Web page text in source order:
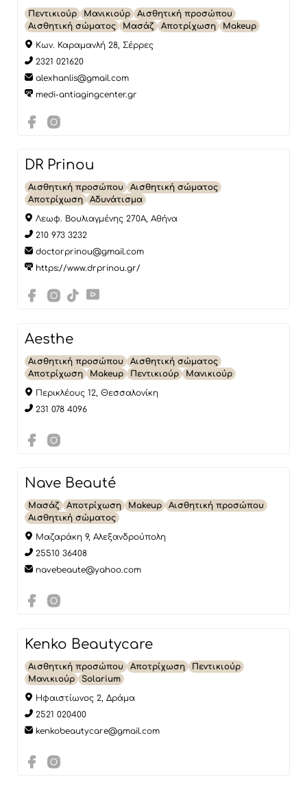
Πεντικιούρ Μανικιούρ
Αισθητική προσώπου
Αισθητική σώματος
Μασάζ Αποτρίχωση
Makeup
Κων. Καραμανλή 28, Σέρρες
2321 021620
alexhanlis@gmail.com
medi-antiagingcenter.gr
DR Prinou
Αισθητική προσώπου
Αισθητική σώματος
Αποτρίχωση
Αδυνάτισμα
Λεωφ. Βουλιαγμένης 270Α, Αθήνα
210 973 3232
doctorprinou@gmail.com
https://www.drprinou.gr/
Aesthe
Αισθητική προσώπου
Αισθητική σώματος
Αποτρίχωση
Makeup Πεντικιούρ
Μανικιούρ
Περικλέους 12, Θεσσαλονίκη
231 078 4096
Nave Beauté
Μασάζ Αποτρίχωση Makeup
Αισθητική προσώπου
Αισθητική σώματος
Μαζαράκη 9, Αλεξανδρούπολη
25510 36408
navebeaute@yahoo.com
Kenko Beautycare
Αισθητική προσώπου Αποτρίχωση
Πεντικιούρ
Μανικιούρ
Solarium
Ηφαιστίωνος 2, Δράμα
2521 020400
kenkobeautycare@gmail.com